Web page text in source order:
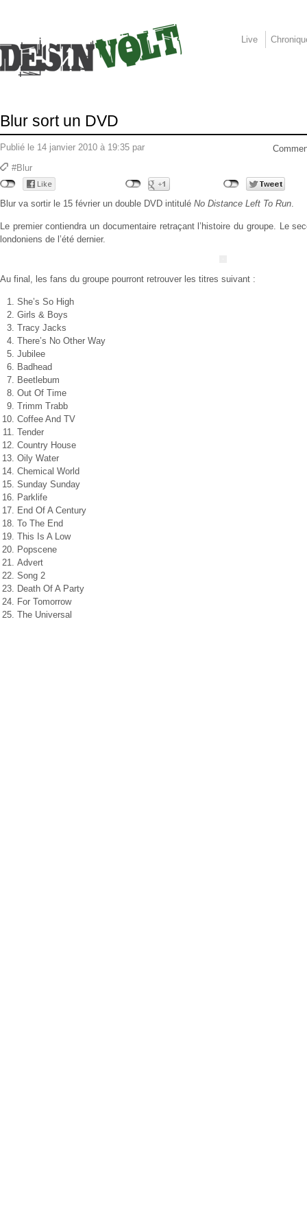
Live
Blur sort un DVD
Publié le 14 janvier 2010 à 19:35 par
#Blur
Blur va sortir le 15 février un double DVD intitulé No Distance Left To Run.
Le premier contiendra un documentaire retraçant l’histoire du groupe. Le
londoniens de l’été dernier.
Au final, les fans du groupe pourront retrouver les titres suivant :
She’s So High
Girls & Boys
Tracy Jacks
There’s No Other Way
Jubilee
Badhead
Beetlebum
Out Of Time
Trimm Trabb
Coffee And TV
Tender
Country House
Oily Water
Chemical World
Sunday Sunday
Parklife
End Of A Century
To The End
This Is A Low
Popscene
Advert
Song 2
Death Of A Party
For Tomorrow
The Universal